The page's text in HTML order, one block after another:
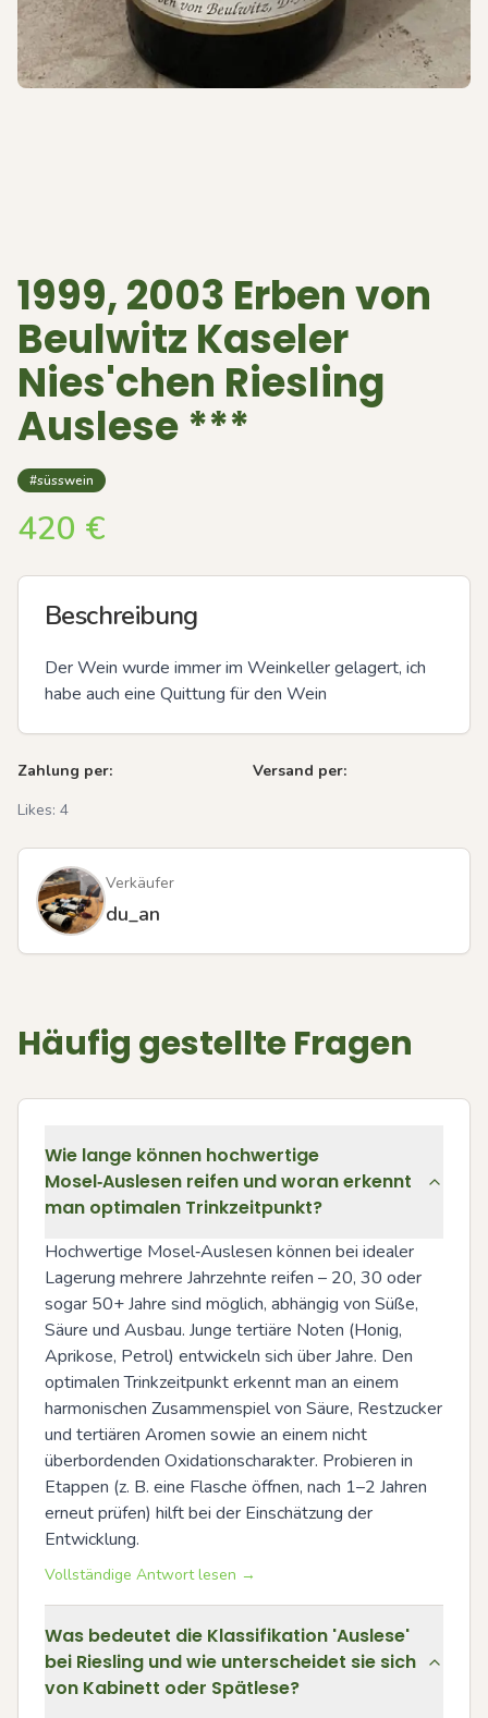
1999, 2003 Erben von
Beulwitz Kaseler
Nies'chen Riesling
Auslese ***
#süsswein
420 €
Beschreibung
Der Wein wurde immer im Weinkeller gelagert, ich
habe auch eine Quittung für den Wein
Zahlung per:
Versand per:
Likes: 4
Verkäufer
du_an
Häufig gestellte Fragen
Wie lange können hochwertige
Mosel‑Auslesen reifen und woran erkennt
man optimalen Trinkzeitpunkt?
Hochwertige Mosel‑Auslesen können bei idealer
Lagerung mehrere Jahrzehnte reifen – 20, 30 oder
sogar 50+ Jahre sind möglich, abhängig von Süße,
Säure und Ausbau. Junge tertiäre Noten (Honig,
Aprikose, Petrol) entwickeln sich über Jahre. Den
optimalen Trinkzeitpunkt erkennt man an einem
harmonischen Zusammenspiel von Säure, Restzucker
und tertiären Aromen sowie an einem nicht
überbordenden Oxidationscharakter. Probieren in
Etappen (z. B. eine Flasche öffnen, nach 1–2 Jahren
erneut prüfen) hilft bei der Einschätzung der
Entwicklung.
Vollständige Antwort lesen →
Was bedeutet die Klassifikation 'Auslese'
bei Riesling und wie unterscheidet sie sich
von Kabinett oder Spätlese?